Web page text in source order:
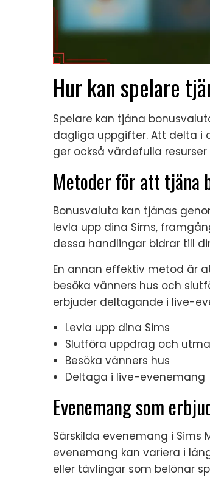
Hur kan spelare
Spelare kan tjäna
dagliga uppgifter. Att delta i
ger också värdefulla
Metoder för att tjäna
Bonusvaluta kan tjänas
levla upp dina Sims,
dessa handlingar bidrar till
En annan effektiv metod är
besöka vänners hus och
erbjuder deltagande i live-
Levla upp dina Sims
Slutföra uppdrag och
Besöka vänners hus
Deltaga i live-evenemang
Evenemang som
Särskilda evenemang i
evenemang kan variera i
eller tävlingar som belönar